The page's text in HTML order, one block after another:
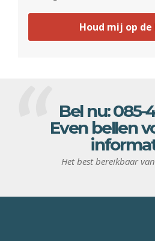
Houd mij op
Bel nu:085-
Even bellen
Het best bereikbaar